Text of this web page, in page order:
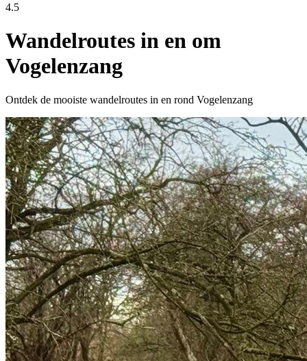
4.5
Wandelroutes in en om
Vogelenzang
Ontdek de mooiste wandelroutes in en rond Vogelenzang